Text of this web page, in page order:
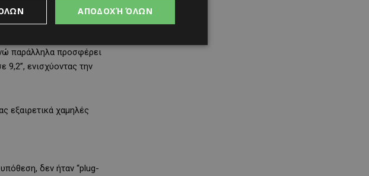
μεγιστοποίηση της
παράλληλα προσφέρει
9,2”, ενισχύοντας την
εξαιρετικά χαμηλές
δεν ήταν “plug-
ΑΠΟΔΟΧΉ ΌΛΩΝ